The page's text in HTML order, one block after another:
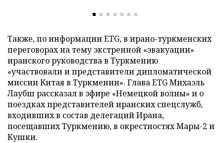
Также, по информации ETG, в ирано-туркменских
переговорах на тему экстренной «эвакуации»
иранского руководства в Туркмению
«участвовали и представители дипломатической
миссии Китая в Туркмении». Глава ETG Михаэль
Лаубш рассказал в эфире «Немецкой волны» и о
поездках представителей иранских спецслужб,
входивших в состав делегаций Ирана,
посещавших Туркмению, в окрестностях Мары-2 и
Кушки.